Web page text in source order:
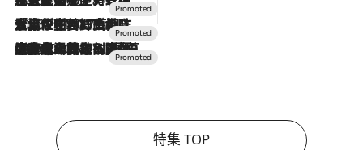
2026.7.17
「土佐和ハーブかき氷」がOMO7高知に登場！生姜、山椒、大葉など目にも舌にも涼を呼ぶ郷土の味
2026.7.10
NEW OPEN！【界 草津】名湯の地に誕生。趣の異なる2種の温泉と上州ならではの会席・蕎麦割烹など美食を味わう究極の癒やし旅
特集 TOP